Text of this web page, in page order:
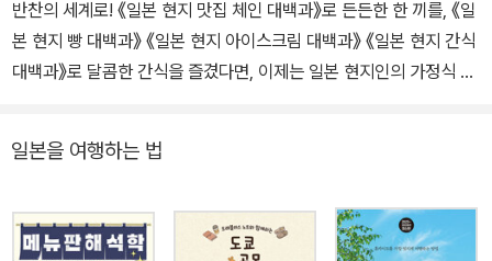
반찬의 세계로! 《일본 현지 맛집 체인 대백과》로 든든한 한 끼를, 《일
본 현지 빵 대백과》 《일본 현지 아이스크림 대백과》 《일본 현지 간식
대백과》로 달콤한 간식을 즐겼다면, 이제는 일본 현지인의 가정식 밥
찬 대백과》 한 권이면 현지인의 식탁을 그대로 체험할 수 있다. 일본
본 여행자와 이 책을 읽는 모두에게 새로운 미식의 발견을 선사할 것
이다. 일본 식탁에 자주 오르는 소울푸드 반찬부터 다양한 면과 통조
일본을 여행하는 법